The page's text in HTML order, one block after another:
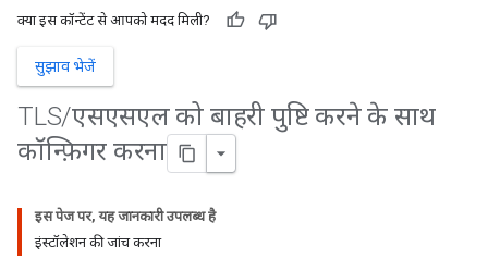
क्या इस कॉन्टेंट से आपको मदद मिली?
सुझाव भेजें
TLS/एसएसएल को बाहरी पुष्टि करने के साथ
कॉन्फ़िगर करना
इस पेज पर, यह जानकारी उपलब्ध है
इंस्टॉलेशन की जांच करना